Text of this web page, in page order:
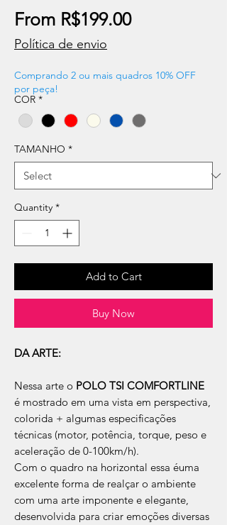
From R$199.00Sale
Política de envio
Comprando 2 ou mais quadros 10% OFF
por peça!
COR *
TAMANHO *
Quantity *
Add to Cart
Buy Now
DA ARTE:
Nessa arte o POLO TSI COMFORTLINE
é mostrado em uma vista em perspectiva,
colorida + algumas especificações
técnicas (motor, potência, torque, peso e
aceleração de 0-100km/h).
Com o quadro na horizontal essa éuma
excelente forma de realçar o ambiente
com uma arte imponente e elegante,
desenvolvida para criar emoções diversas